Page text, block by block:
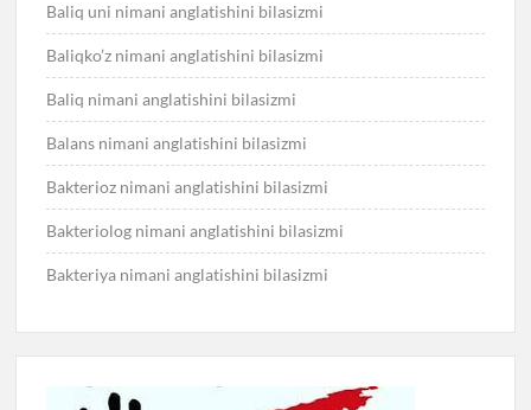
Baliq uni nimani anglatishini bilasizmi
Baliqko’z nimani anglatishini bilasizmi
Baliq nimani anglatishini bilasizmi
Balans nimani anglatishini bilasizmi
Bakterioz nimani anglatishini bilasizmi
Bakteriolog nimani anglatishini bilasizmi
Bakteriya nimani anglatishini bilasizmi